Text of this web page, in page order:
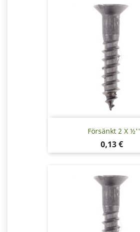
Försänkt 2 X ½''
Pris
0,13 €